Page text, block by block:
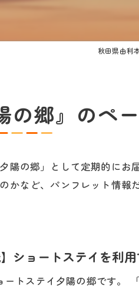
秋田県由利
の郷』のペ
の郷」として定期的にお
など、パンフレット情報
】ショートステイを利
ートステイ夕陽の郷です。